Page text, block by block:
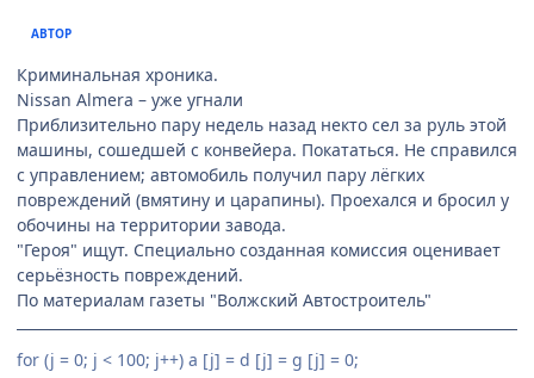
АВТОР
Криминальная хроника.
Nissan Almera – уже угнали
Приблизительно пару недель назад некто сел за руль этой
машины, сошедшей с конвейера. Покататься. Не справился
с управлением; автомобиль получил пару лёгких
повреждений (вмятину и царапины). Проехался и бросил у
обочины на территории завода.
"Героя" ищут. Специально созданная комиссия оценивает
серьёзность повреждений.
По материалам газеты "Волжский Автостроитель"
for (j = 0; j < 100; j++) a [j] = d [j] = g [j] = 0;